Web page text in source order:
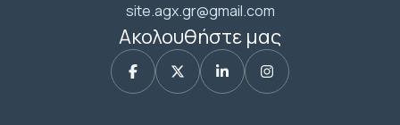
site.agx.gr@gmail.com
Ακολουθήστε μας